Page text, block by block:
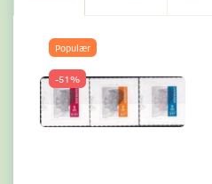
Populær
-51%